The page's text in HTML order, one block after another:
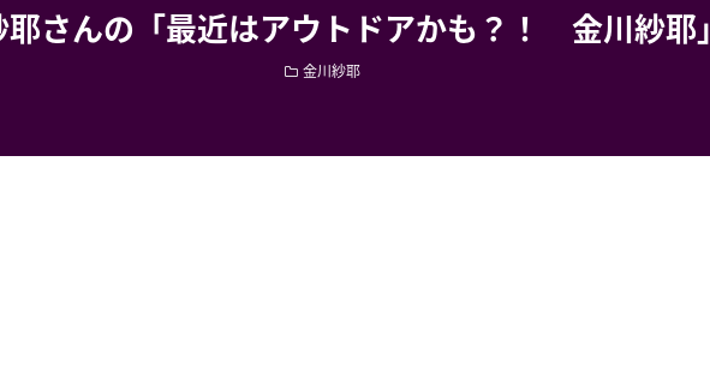
耶さんの「最近はアウトドアかも？！ 金川紗耶」
金川紗耶